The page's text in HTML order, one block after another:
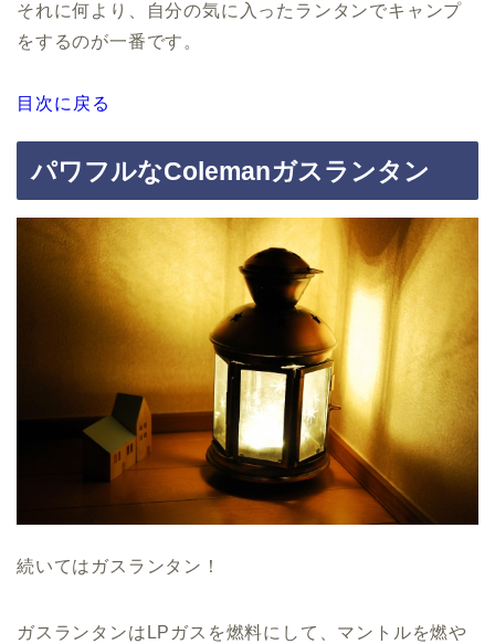
それに何より、自分の気に入ったランタンでキャンプ
をするのが一番です。
目次に戻る
パワフルなColemanガスランタン
続いてはガスランタン！
ガスランタンはLPガスを燃料にして、マントルを燃や